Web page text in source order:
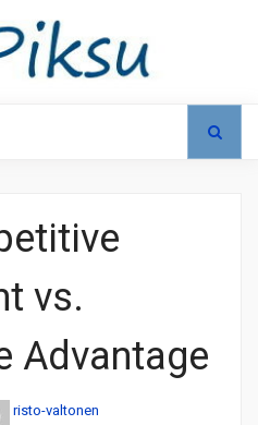
vs.
Advantage
risto-valtonen